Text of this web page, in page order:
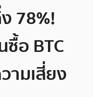
78%!
อ BTC
ามเสี่ยง